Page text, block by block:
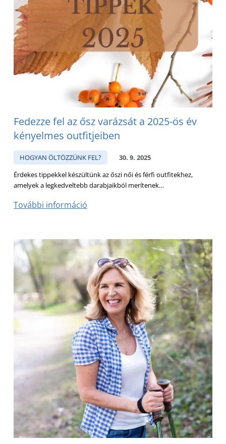
Fedezze fel az ősz varázsát a 2025-ös év
kényelmes outfitjeiben
HOGYAN ÖLTÖZZÜNK FEL?
30. 9. 2025
Érdekes tippekkel készültünk az őszi női és férfi outfitekhez,
amelyek a legkedveltebb darabjaikból merítenek…
További információ